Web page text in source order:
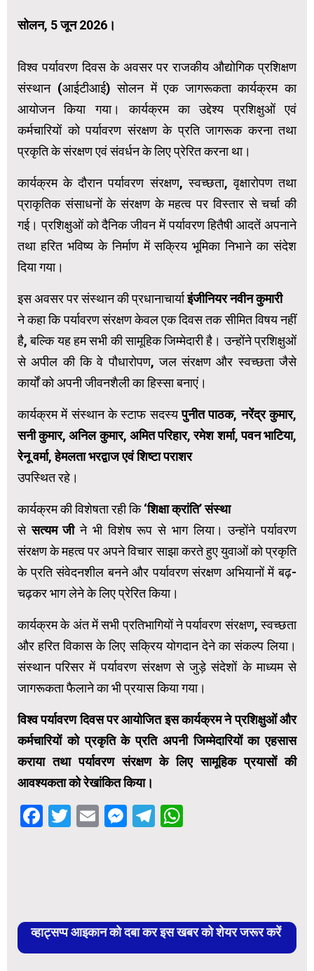
सोलन, 5 जून 2026।
विश्व पर्यावरण दिवस के अवसर पर राजकीय औद्योगिक प्रशिक्षण
संस्थान (आईटीआई) सोलन में एक जागरूकता कार्यक्रम का
आयोजन किया गया। कार्यक्रम का उद्देश्य प्रशिक्षुओं एवं
कर्मचारियों को पर्यावरण संरक्षण के प्रति जागरूक करना तथा
प्रकृति के संरक्षण एवं संवर्धन के लिए प्रेरित करना था।
कार्यक्रम के दौरान पर्यावरण संरक्षण, स्वच्छता, वृक्षारोपण तथा
प्राकृतिक संसाधनों के संरक्षण के महत्व पर विस्तार से चर्चा की
गई। प्रशिक्षुओं को दैनिक जीवन में पर्यावरण हितैषी आदतें अपनाने
तथा हरित भविष्य के निर्माण में सक्रिय भूमिका निभाने का संदेश
दिया गया।
इस अवसर पर संस्थान की प्रधानाचार्याइंजीनियर नवीन कुमारी
ने कहा कि पर्यावरण संरक्षण केवल एक दिवस तक सीमित विषय नहीं
है, बल्कि यह हम सभी की सामूहिक जिम्मेदारी है। उन्होंने प्रशिक्षुओं
से अपील की कि वे पौधारोपण, जल संरक्षण और स्वच्छता जैसे
कार्यों को अपनी जीवनशैली का हिस्सा बनाएं।
कार्यक्रम में संस्थान के स्टाफ सदस्यपुनीत पाठक, नरेंद्र कुमार,
सनी कुमार, अनिल कुमार, अमित परिहार, रमेश शर्मा, पवन भाटिया,
रेनू वर्मा, हेमलता भरद्वाज एवं शिष्टा पराशर
उपस्थित रहे।
कार्यक्रम की विशेषता रही कि‘शिक्षा क्रांति’ संस्था
सेसत्यम जीने भी विशेष रूप से भाग लिया। उन्होंने पर्यावरण
संरक्षण के महत्व पर अपने विचार साझा करते हुए युवाओं को प्रकृति
के प्रति संवेदनशील बनने और पर्यावरण संरक्षण अभियानों में बढ़-
चढ़कर भाग लेने के लिए प्रेरित किया।
कार्यक्रम के अंत में सभी प्रतिभागियों ने पर्यावरण संरक्षण, स्वच्छता
और हरित विकास के लिए सक्रिय योगदान देने का संकल्प लिया।
संस्थान परिसर में पर्यावरण संरक्षण से जुड़े संदेशों के माध्यम से
जागरूकता फैलाने का भी प्रयास किया गया।
विश्व पर्यावरण दिवस पर आयोजित इस कार्यक्रम ने प्रशिक्षुओं और
कर्मचारियों को प्रकृति के प्रति अपनी जिम्मेदारियों का एहसास
कराया तथा पर्यावरण संरक्षण के लिए सामूहिक प्रयासों की
आवश्यकता को रेखांकित किया।
Facebook
Twitter
EmailMessenger
Telegram
व्हाट्सप्प आइकान को दबा कर इस खबर को शेयर जरूर करें